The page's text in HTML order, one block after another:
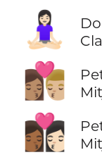
🧘🏻‍♀️
👩🏽‍❤️‍💋‍👨🏼
👩🏾‍❤️‍💋‍👩🏻